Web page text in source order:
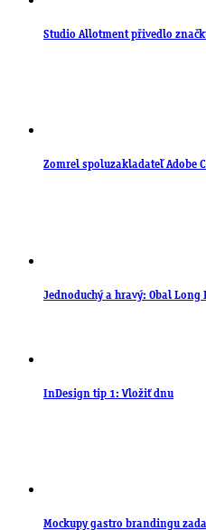
Studio Allotment přivedlo
Zomrel spoluzakladateľ Adobe
Jednoduchý a hravý: Obal Long
InDesign tip 1: Vložiť dnu
Mockupy gastro brandingu